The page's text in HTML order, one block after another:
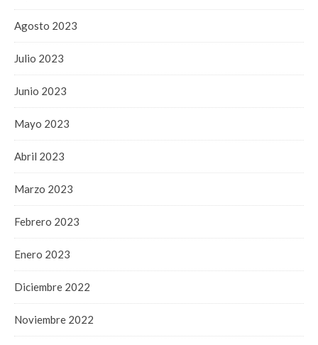
Agosto 2023
Julio 2023
Junio 2023
Mayo 2023
Abril 2023
Marzo 2023
Febrero 2023
Enero 2023
Diciembre 2022
Noviembre 2022